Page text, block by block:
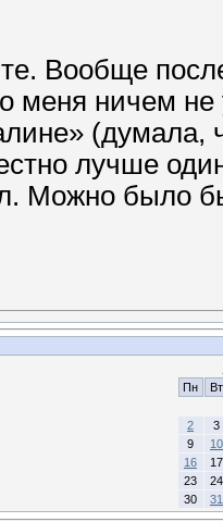
Вообще
меня ничем не
лучше
Можно было
Пн
Вт
2
3
9
10
16
17
23
24
30
31